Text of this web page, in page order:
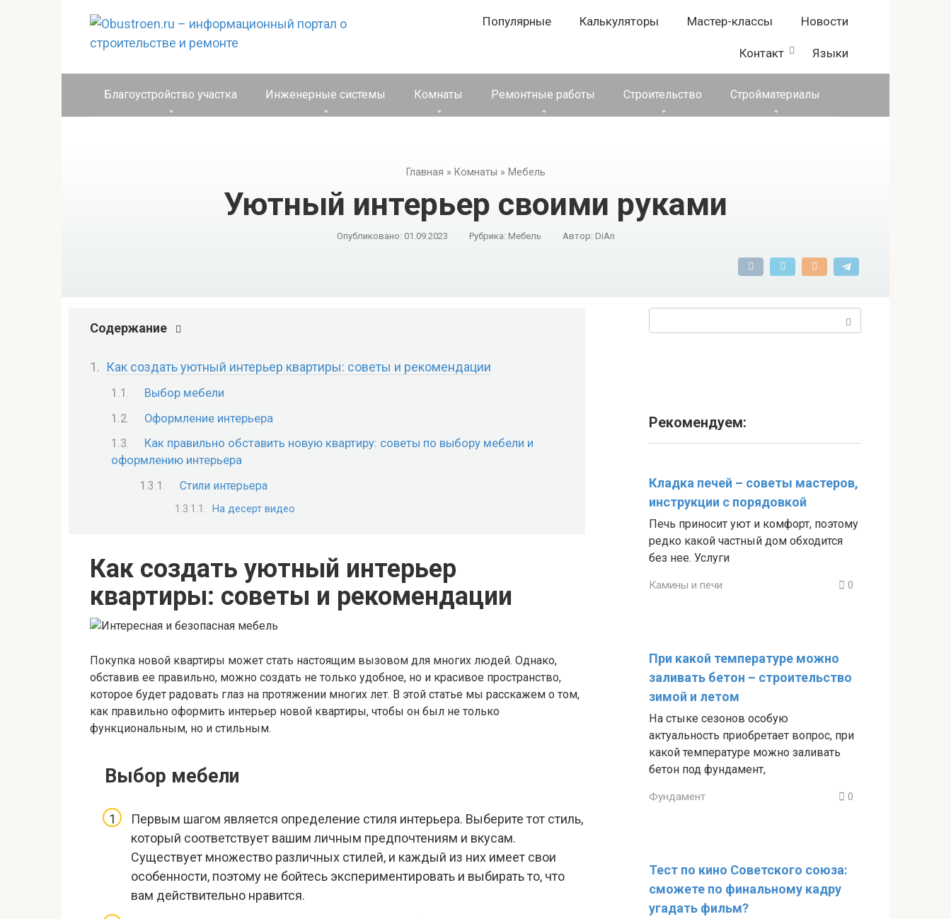
Популярные Калькуляторы Мастер-классы Новости
Контакт Языки
Благоустройство участка Инженерные системы Комнаты Ремонтные работы Строительство Стройматериалы
Главная » Комнаты » Мебель
Уютный интерьер своими руками
Опубликовано: 01.09.2023 Рубрика: Мебель Автор: DiAn
Содержание
Как создать уютный интерьер квартиры: советы и рекомендации
Выбор мебели
Оформление интерьера
Как правильно обставить новую квартиру: советы по выбору мебели и
оформлению интерьера
Стили интерьера
На десерт видео
Как создать уютный интерьер
квартиры: советы и рекомендации
Покупка новой квартиры может стать настоящим вызовом для многих людей. Однако,
обставив ее правильно, можно создать не только удобное, но и красивое пространство,
которое будет радовать глаз на протяжении многих лет. В этой статье мы расскажем о том,
как правильно оформить интерьер новой квартиры, чтобы он был не только
функциональным, но и стильным.
Выбор мебели
Первым шагом является определение стиля интерьера. Выберите тот стиль,
который соответствует вашим личным предпочтениям и вкусам.
Существует множество различных стилей, и каждый из них имеет свои
особенности, поэтому не бойтесь экспериментировать и выбирать то, что
вам действительно нравится.
Рекомендуем:
Кладка печей – советы мастеров,
инструкции с порядовкой
Печь приносит уют и комфорт, поэтому
редко какой частный дом обходится
без нее. Услуги
Камины и печи 0
При какой температуре можно
заливать бетон – строительство
зимой и летом
На стыке сезонов особую
актуальность приобретает вопрос, при
какой температуре можно заливать
бетон под фундамент,
Фундамент 0
Тест по кино Советского союза:
сможете по финальному кадру
угадать фильм?